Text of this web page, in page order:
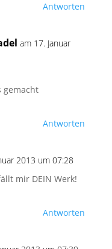
Antworten
am 17. Januar
gemacht
Antworten
2013 um 07:28
mir DEIN Werk!
Antworten